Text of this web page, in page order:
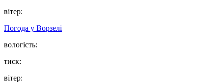
вітер:
Погода у Ворзелі
вологість:
тиск:
вітер: